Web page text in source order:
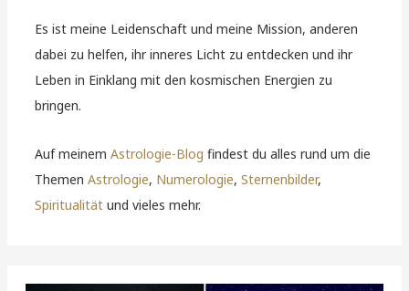
Es ist meine Leidenschaft und meine Mission, anderen
dabei zu helfen, ihr inneres Licht zu entdecken und ihr
Leben in Einklang mit den kosmischen Energien zu
bringen.
Auf meinemAstrologie-Blog findest du alles rund um die
ThemenAstrologie, Numerologie,Sternenbilder,
Spiritualität und vieles mehr.